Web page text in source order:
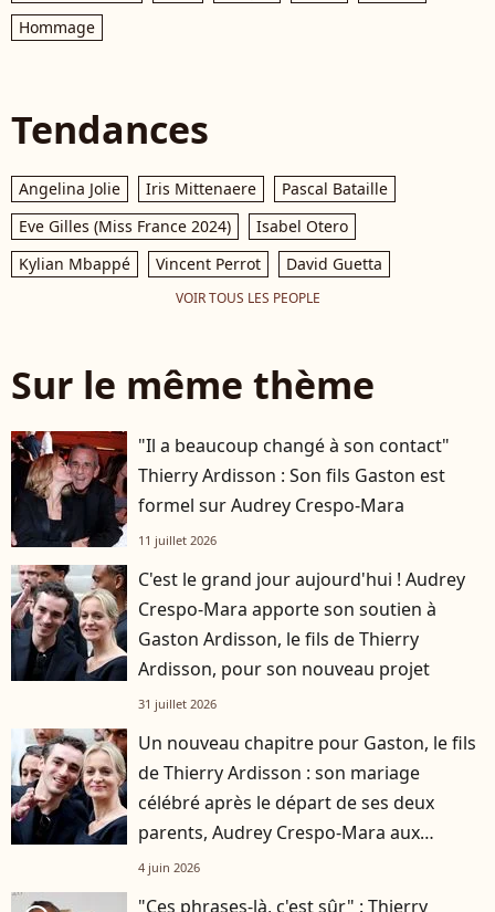
Hommage
Tendances
Angelina Jolie Iris Mittenaere
Pascal Bataille
Eve Gilles (Miss France 2024)
Isabel Otero
Kylian Mbappé
Vincent Perrot David Guetta
VOIR TOUS LES PEOPLE
Sur le même thème
"Il a beaucoup changé à son contact"
Thierry Ardisson : Son fils Gaston est
formel sur Audrey Crespo-Mara
11 juillet 2026
C'est le grand jour aujourd'hui ! Audrey
Crespo-Mara apporte son soutien à
Gaston Ardisson, le fils de Thierry
Ardisson, pour son nouveau projet
31 juillet 2026
Un nouveau chapitre pour Gaston, le fils
de Thierry Ardisson : son mariage
célébré après le départ de ses deux
parents, Audrey Crespo-Mara aux
premières loges
4 juin 2026
"Ces phrases-là, c'est sûr" : Thierry